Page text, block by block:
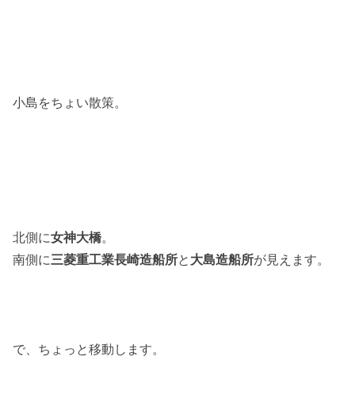
小島をちょい散策。
北側に女神大橋。
南側に三菱重工業長崎造船所と 大島造船所が見えます。
で、ちょっと移動します。